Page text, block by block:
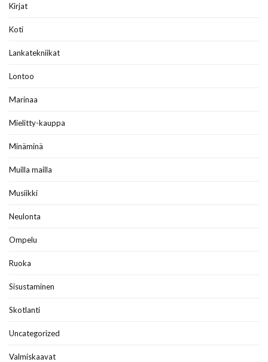
Kirjat
Koti
Lankatekniikat
Lontoo
Marinaa
Mielitty-kauppa
Minäminä
Muilla mailla
Musiikki
Neulonta
Ompelu
Ruoka
Sisustaminen
Skotlanti
Uncategorized
Valmiskaavat